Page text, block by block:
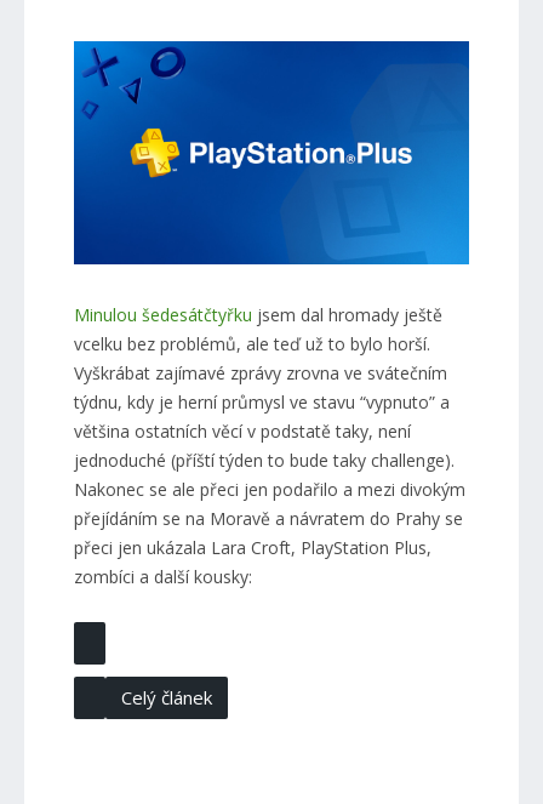
Minulou šedesátčtyřku jsem dal hromady ještě
vcelku bez problémů, ale teď už to bylo horší.
Vyškrábat zajímavé zprávy zrovna ve svátečním
týdnu, kdy je herní průmysl ve stavu “vypnuto” a
většina ostatních věcí v podstatě taky, není
jednoduché (příští týden to bude taky challenge).
Nakonec se ale přeci jen podařilo a mezi divokým
přejídáním se na Moravě a návratem do Prahy se
přeci jen ukázala Lara Croft, PlayStation Plus,
zombíci a další kousky:
Celý článek